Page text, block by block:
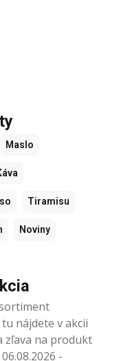
Maslo
Tiramisu
Noviny
nájdete v akcii
zľava na produkt
-